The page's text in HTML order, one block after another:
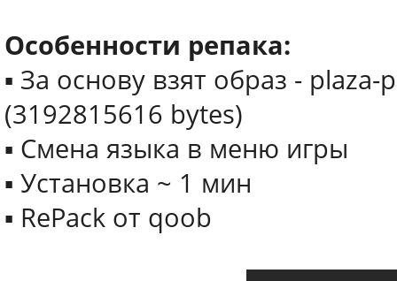
Особенности репака:
▪ За основу взят образ -
(3192815616 bytes)
▪ Смена языка в меню игры
▪ Установка ~ 1 мин
▪ RePack от qoob